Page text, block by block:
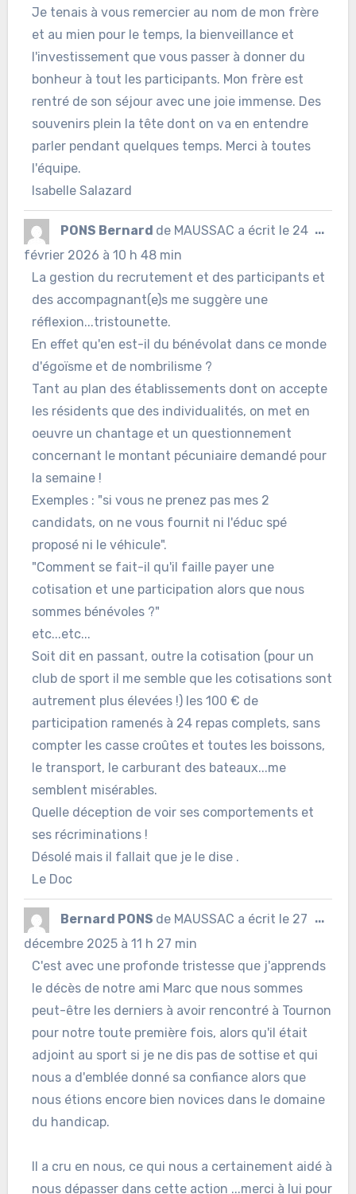
Je tenais à vous remercier au nom de mon frère
et au mien pour le temps, la bienveillance et
l'investissement que vous passer à donner du
bonheur à tout les participants. Mon frère est
rentré de son séjour avec une joie immense. Des
souvenirs plein la tête dont on va en entendre
parler pendant quelques temps. Merci à toutes
l'équipe.
Isabelle Salazard
PONS Bernard de MAUSSAC a écrit le24
février 2026 à 10 h 48 min
La gestion du recrutement et des participants et
des accompagnant(e)s me suggère une
réflexion...tristounette.
En effet qu'en est-il du bénévolat dans ce monde
d'égoïsme et de nombrilisme ?
Tant au plan des établissements dont on accepte
les résidents que des individualités, on met en
oeuvre un chantage et un questionnement
concernant le montant pécuniaire demandé pour
la semaine !
Exemples : "si vous ne prenez pas mes 2
candidats, on ne vous fournit ni l'éduc spé
proposé ni le véhicule".
"Comment se fait-il qu'il faille payer une
cotisation et une participation alors que nous
sommes bénévoles ?"
etc...etc...
Soit dit en passant, outre la cotisation (pour un
club de sport il me semble que les cotisations sont
autrement plus élevées !) les 100 € de
participation ramenés à 24 repas complets, sans
compter les casse croûtes et toutes les boissons,
le transport, le carburant des bateaux...me
semblent misérables.
Quelle déception de voir ses comportements et
ses récriminations !
Désolé mais il fallait que je le dise .
Le Doc
...
boîte
Bernard PONS de MAUSSAC a écrit le27
décembre 2025 à 11 h 27 min
C'est avec une profonde tristesse que j'apprends
le décès de notre ami Marc que nous sommes
peut-être les derniers à avoir rencontré à Tournon
pour notre toute première fois, alors qu'il était
adjoint au sport si je ne dis pas de sottise et qui
nous a d'emblée donné sa confiance alors que
nous étions encore bien novices dans le domaine
du handicap.
Il a cru en nous, ce qui nous a certainement aidé à
nous dépasser dans cette action ...merci à lui pour
...
boîte